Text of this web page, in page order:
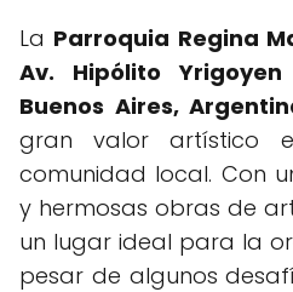
La Parroquia Regina
Av. Hipólito Yrigoyen
Buenos Aires,
gran valor artístico
comunidad local. Con
y hermosas obras de
un lugar ideal para la
pesar de algunos